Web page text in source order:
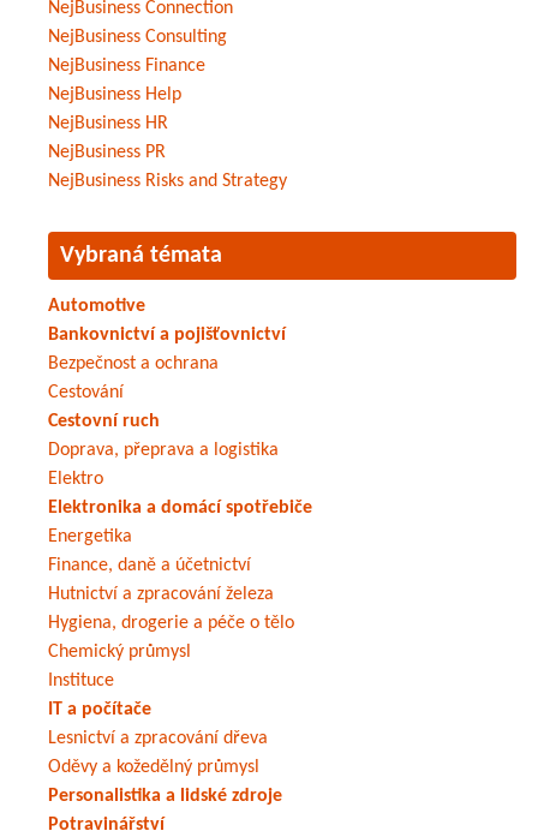
NejBusiness Connection
NejBusiness Consulting
NejBusiness Finance
NejBusiness Help
NejBusiness HR
NejBusiness PR
NejBusiness Risks and Strategy
Vybraná témata
Automotive
Bankovnictví a pojišťovnictví
Bezpečnost a ochrana
Cestování
Cestovní ruch
Doprava, přeprava a logistika
Elektro
Elektronika a domácí spotřebiče
Energetika
Finance, daně a účetnictví
Hutnictví a zpracování železa
Hygiena, drogerie a péče o tělo
Chemický průmysl
Instituce
IT a počítače
Lesnictví a zpracování dřeva
Oděvy a kožedělný průmysl
Personalistika a lidské zdroje
Potravinářství